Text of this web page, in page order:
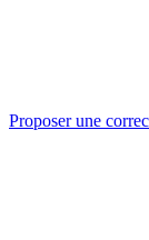
Proposer une